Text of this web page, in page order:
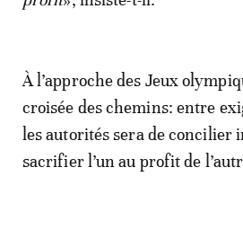
À l’approche des Jeux
croisée des chemins: entre
les autorités sera de concilier
sacrifier l’un au profit de